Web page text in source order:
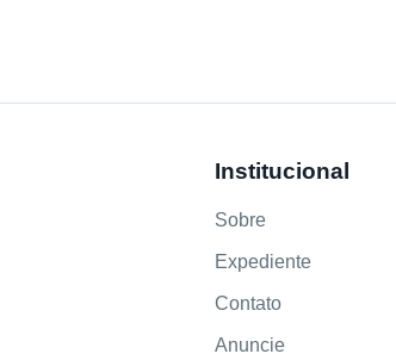
Institucional
Sobre
Expediente
Contato
Anuncie